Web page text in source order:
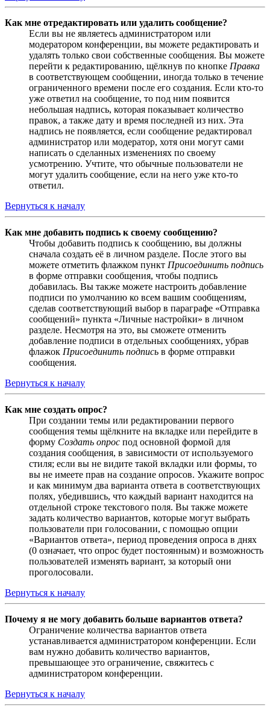
Как мне отредактировать или удалить сообщение?
Если вы не являетесь администратором или
модератором конференции, вы можете редактировать и
удалять только свои собственные сообщения. Вы можете
перейти к редактированию, щёлкнув по кнопке Правка
в соответствующем сообщении, иногда только в течение
ограниченного времени после его создания. Если кто-то
уже ответил на сообщение, то под ним появится
небольшая надпись, которая показывает количество
правок, а также дату и время последней из них. Эта
надпись не появляется, если сообщение редактировал
администратор или модератор, хотя они могут сами
написать о сделанных изменениях по своему
усмотрению. Учтите, что обычные пользователи не
могут удалить сообщение, если на него уже кто-то
ответил.
Вернуться к началу
Как мне добавить подпись к своему сообщению?
Чтобы добавить подпись к сообщению, вы должны
сначала создать её в личном разделе. После этого вы
можете отметить флажком пункт Присоединить подпись
в форме отправки сообщения, чтобы подпись
добавилась. Вы также можете настроить добавление
подписи по умолчанию ко всем вашим сообщениям,
сделав соответствующий выбор в параграфе «Отправка
сообщений» пункта «Личные настройки» в личном
разделе. Несмотря на это, вы сможете отменить
добавление подписи в отдельных сообщениях, убрав
флажок Присоединить подпись в форме отправки
сообщения.
Вернуться к началу
Как мне создать опрос?
При создании темы или редактировании первого
сообщения темы щёлкните на вкладке или перейдите в
форму Создать опрос под основной формой для
создания сообщения, в зависимости от используемого
стиля; если вы не видите такой вкладки или формы, то
вы не имеете прав на создание опросов. Укажите вопрос
и как минимум два варианта ответа в соответствующих
полях, убедившись, что каждый вариант находится на
отдельной строке текстового поля. Вы также можете
задать количество вариантов, которые могут выбрать
пользователи при голосовании, с помощью опции
«Вариантов ответа», период проведения опроса в днях
(0 означает, что опрос будет постоянным) и возможность
пользователей изменять вариант, за который они
проголосовали.
Вернуться к началу
Почему я не могу добавить больше вариантов ответа?
Ограничение количества вариантов ответа
устанавливается администратором конференции. Если
вам нужно добавить количество вариантов,
превышающее это ограничение, свяжитесь с
администратором конференции.
Вернуться к началу